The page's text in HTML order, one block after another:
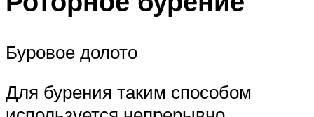
Буровое долото
Для бурения таким способом